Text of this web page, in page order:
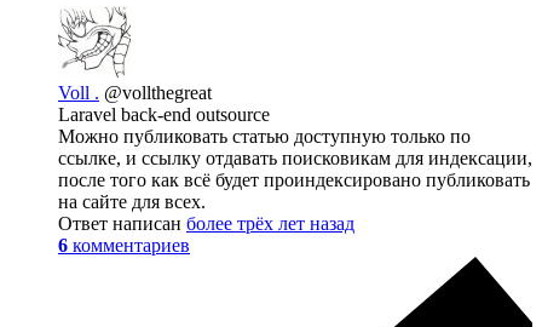
Voll . @vollthegreat
Laravel back-end outsource
Можно публиковать статью доступную только по
ссылке, и ссылку отдавать поисковикам для индексации,
после того как всё будет проиндексировано публиковать
на сайте для всех.
Ответ написан более трёх лет назад
6 комментариев